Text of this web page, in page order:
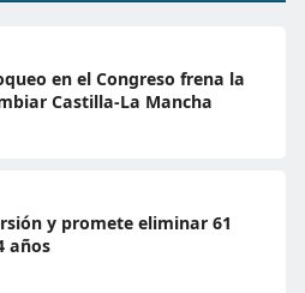
en el Congreso frena la
Castilla-La Mancha
y promete eliminar 61
años